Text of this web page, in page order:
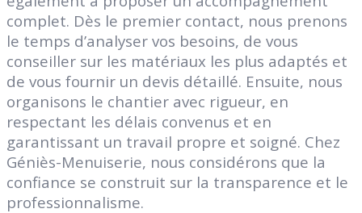
complet. Dès le premier contact, nous prenons
le temps d’analyser vos besoins, de vous
conseiller sur les matériaux les plus adaptés et
de vous fournir un devis détaillé. Ensuite, nous
organisons le chantier avec rigueur, en
respectant les délais convenus et en
garantissant un travail propre et soigné. Chez
Géniès-Menuiserie, nous considérons que la
confiance se construit sur la transparence et le
professionnalisme.